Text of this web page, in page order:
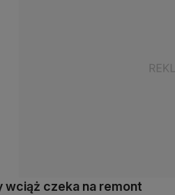
wciąż czeka na remont